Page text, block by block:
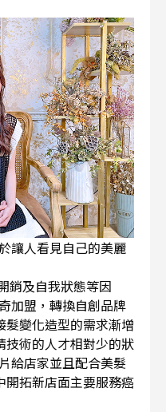
讓人看見自己的美麗
銷及自我狀態等因
加盟，轉換自創品牌
變化造型的需求漸增
技術的人才相對少的狀
給店家並且配合美髮
開拓新店面主要服務癌